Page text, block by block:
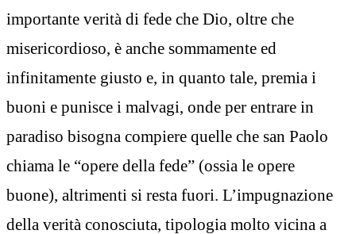
importante verità di fede che Dio, oltre che
misericordioso, è anche sommamente ed
infinitamente giusto e, in quanto tale, premia i
buoni e punisce i malvagi, onde per entrare in
paradiso bisogna compiere quelle che san Paolo
chiama le “opere della fede” (ossia le opere
buone), altrimenti si resta fuori. L’impugnazione
della verità conosciuta, tipologia molto vicina a